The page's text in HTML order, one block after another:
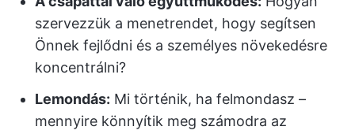
szervezzük a menetrendet, hogy segítsen
Önnek fejlődni és a személyes növekedésre
koncentrálni?
Lemondás: Mi történik, ha felmondasz –
mennyire könnyítik meg számodra az